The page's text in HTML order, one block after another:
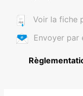
Voir la fiche
Envoyer par